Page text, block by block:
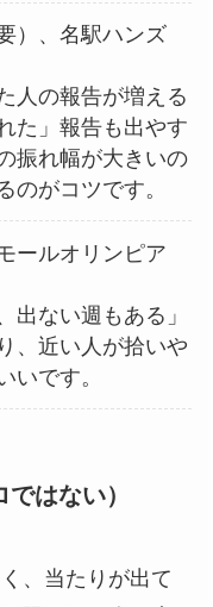
）、名駅ハンズ
人の報告が増える
た」報告も出やす
振れ幅が大きいの
のがコツです。
ールオリンピア
出ない週もある」
、近い人が拾いや
いです。
はない）
、当たりが出て